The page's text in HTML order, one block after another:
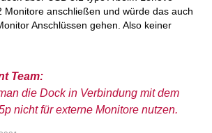
Monitore anschließen und würde das auch
Anschlüssen gehen. Also keiner
Team:
die Dock in Verbindung mit dem
nicht für externe Monitore nutzen.